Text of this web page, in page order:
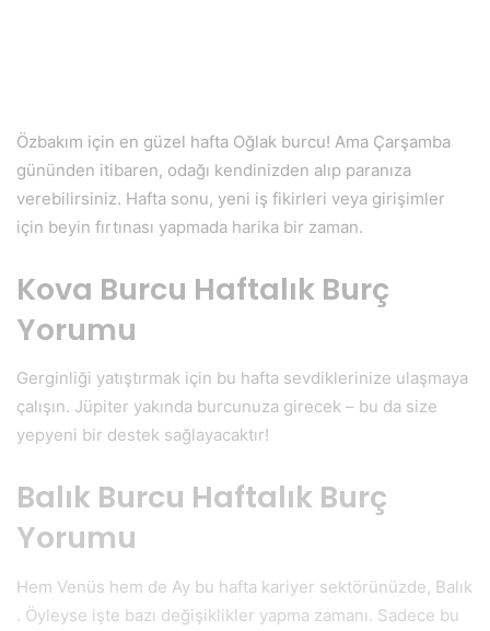
Özbakım için en güzel hafta Oğlak burcu! Ama Çarşamba
gününden itibaren, odağı kendinizden alıp paranıza
verebilirsiniz. Hafta sonu, yeni iş fikirleri veya girişimler
için beyin fırtınası yapmada harika bir zaman.
Kova Burcu Haftalık Burç
Yorumu
Gerginliği yatıştırmak için bu hafta sevdiklerinize ulaşmaya
çalışın. Jüpiter yakında burcunuza girecek – bu da size
yepyeni bir destek sağlayacaktır!
Balık Burcu Haftalık Burç
Yorumu
Hem Venüs hem de Ay bu hafta kariyer sektörünüzde, Balık
. Öyleyse işte bazı değişiklikler yapma zamanı. Sadece bu